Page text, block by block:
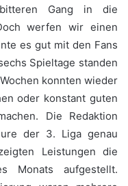
Gang in die
werfen wir einen
es gut mit den Fans
Spieltage standen
konnten wieder
oder konstant guten
Die Redaktion
der 3. Liga genau
Leistungen die
aufgestellt.